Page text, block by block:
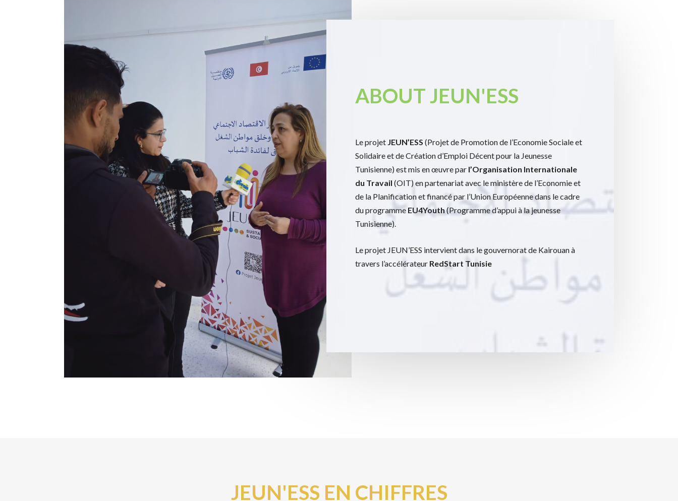
ABOUT JEUN'ESS
Le projet JEUN’ESS (Projet de Promotion de l’Economie Sociale et
Solidaire et de Création d’Emploi Décent pour la Jeunesse
Tunisienne) est mis en œuvre par l’Organisation Internationale
du Travail (OIT) en partenariat avec le ministère de l’Economie et
de la Planification et financé par l’Union Européenne dans le cadre
du programme EU4Youth(Programme d’appui à la jeunesse
Tunisienne).
Le projet JEUN’ESS intervient dans le gouvernorat de Kairouan à
travers l’accélérateur RedStart Tunisie
JEUN'ESS EN CHIFFRES